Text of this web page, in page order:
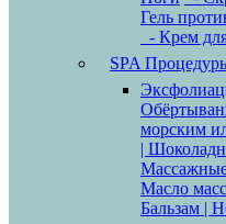
Гель
- Крем
SPA
морским
|
Массажные
Масло
Бальзам |